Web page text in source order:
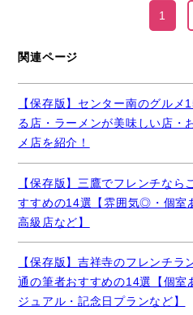
1
関連ページ
【保存版】センター南のグルメ
る店・ラーメンが美味しい店・
メ店を紹介！
【保存版】三鷹でフレンチなら
すすめの14選【雰囲気◎・個室
高級店など】
【保存版】吉祥寺のフレンチラ
通の筆者おすすめの14選【個室
ジュアル・記念日プランなど】